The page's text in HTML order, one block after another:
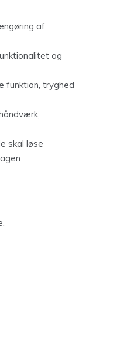
af
og
funktion, tryghed
skal løse